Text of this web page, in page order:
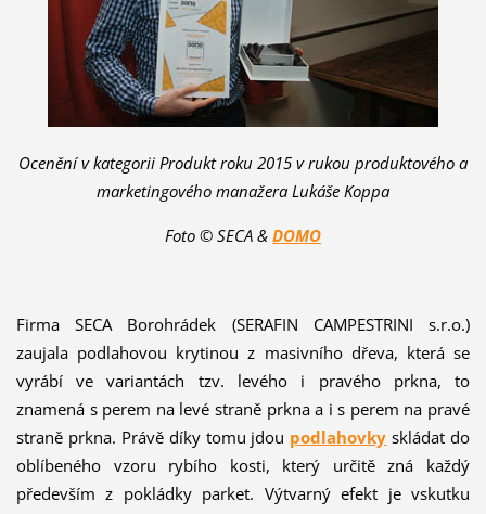
Ocenění v kategorii Produkt roku 2015 v rukou produktového a
marketingového manažera Lukáše Koppa
Foto © SECA & DOMO
Firma SECA Borohrádek (SERAFIN CAMPESTRINI s.r.o.)
zaujala podlahovou krytinou z masivního dřeva, která se
vyrábí ve variantách tzv. levého i pravého prkna, to
znamená s perem na levé straně prkna a i s perem na pravé
straně prkna. Právě díky tomu jdou podlahovky skládat do
oblíbeného vzoru rybího kosti, který určitě zná každý
především z pokládky parket. Výtvarný efekt je vskutku